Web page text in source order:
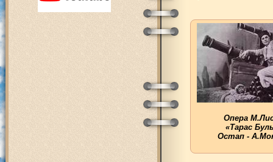
Опера
«Тарас
Остап -